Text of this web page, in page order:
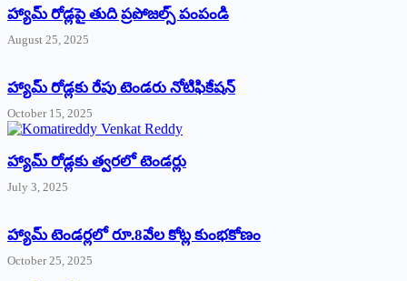
హ్యామ్‌ రోడ్లపై తుది ప్రపోజల్స్‌ పంపండి
August 25, 2025
హ్యామ్‌ రోడ్లకు రేపు టెండరు నోటిఫికేషన్‌
October 15, 2025
హ్యామ్‌ రోడ్లకు త్వరలో టెండర్లు
July 3, 2025
హ్యామ్‌ ‌టెండర్లలో రూ.8వేల కోట్ల కుంభకోణం
October 25, 2025